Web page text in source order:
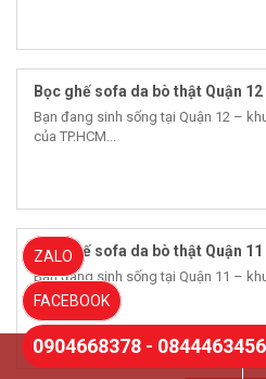
Bọc ghế sofa da bò thật Quận 12
Bạn đang sinh sống tại Quận 12 –
của TP.HCM...
Bọc ghế sofa da bò thật Quận 11
Bạn đang sinh sống tại Quận 11 –
đặc...
0844463456
ZALO
FACEBOOK
0904668378 - 0844463456